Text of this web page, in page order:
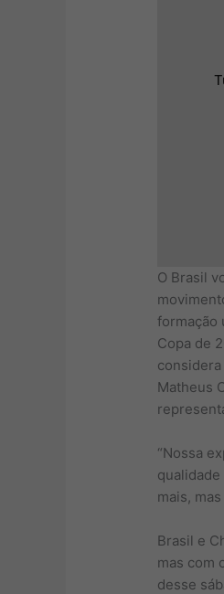
O Brasil
formação
Copa de
Matheus
“Nossa
mais,
Brasil e
mas com
desse